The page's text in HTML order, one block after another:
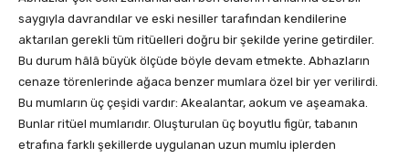
saygıyla davrandılar ve eski nesiller tarafından kendilerine
aktarılan gerekli tüm ritüelleri doğru bir şekilde yerine getirdiler.
Bu durum hâlâ büyük ölçüde böyle devam etmekte. Abhazların
cenaze törenlerinde ağaca benzer mumlara özel bir yer verilirdi.
Bu mumların üç çeşidi vardır: Akealantar, aokum ve aşeamaka.
Bunlar ritüel mumlarıdır. Oluşturulan üç boyutlu figür, tabanın
etrafına farklı şekillerde uygulanan uzun mumlu iplerden